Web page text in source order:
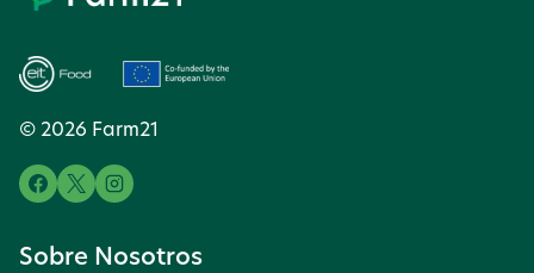
© 2026 Farm21
Sobre Nosotros